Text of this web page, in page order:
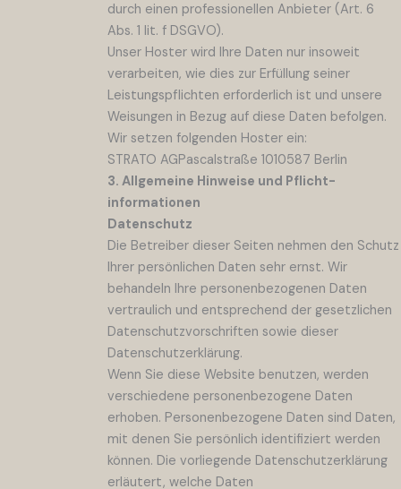
durch einen professionellen Anbieter (Art. 6
Abs. 1 lit. f DSGVO).
Unser Hoster wird Ihre Daten nur insoweit
verarbeiten, wie dies zur Erfüllung seiner
Leistungspflichten erforderlich ist und unsere
Weisungen in Bezug auf diese Daten befolgen.
Wir setzen folgenden Hoster ein:
STRATO AGPascalstraße 1010587 Berlin
3. Allgemeine Hinweise und Pflicht­
informationen
Datenschutz
Die Betreiber dieser Seiten nehmen den Schutz
Ihrer persönlichen Daten sehr ernst. Wir
behandeln Ihre personenbezogenen Daten
vertraulich und entsprechend der gesetzlichen
Datenschutzvorschriften sowie dieser
Datenschutzerklärung.
Wenn Sie diese Website benutzen, werden
verschiedene personenbezogene Daten
erhoben. Personenbezogene Daten sind Daten,
mit denen Sie persönlich identifiziert werden
können. Die vorliegende Datenschutzerklärung
erläutert, welche Daten